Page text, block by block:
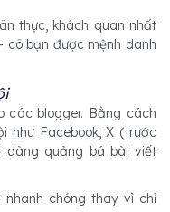
thực, khách quan nhất
cô bạn được mệnh danh
các blogger. Bằng cách
như Facebook, X (trước
dàng quảng bá bài viết
chóng thay vì chỉ